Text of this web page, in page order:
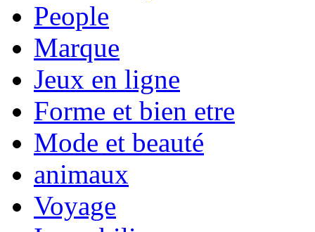
People
Marque
Jeux en ligne
Forme et bien etre
Mode et beauté
animaux
Voyage